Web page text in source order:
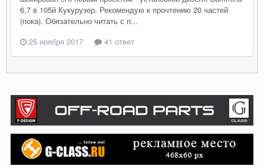
6,7 в 105й Кукурузер. Рекомендую к прочтению 20 частей
(пока). Обязательно читать с п...
25 ноября 2017
41 ответ